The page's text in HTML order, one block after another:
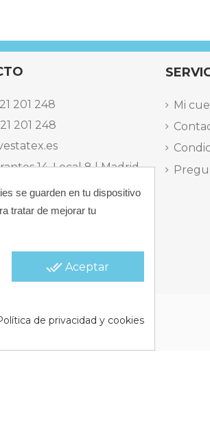
201 248
201 248
14, Local 8 | Madrid,
dels Musics, 11 | Alicante,
Mi
Política de Cookies |
Política
se guarden en tu dispositivo
tratar de mejorar tu
done_all Aceptar
de privacidad y cookies